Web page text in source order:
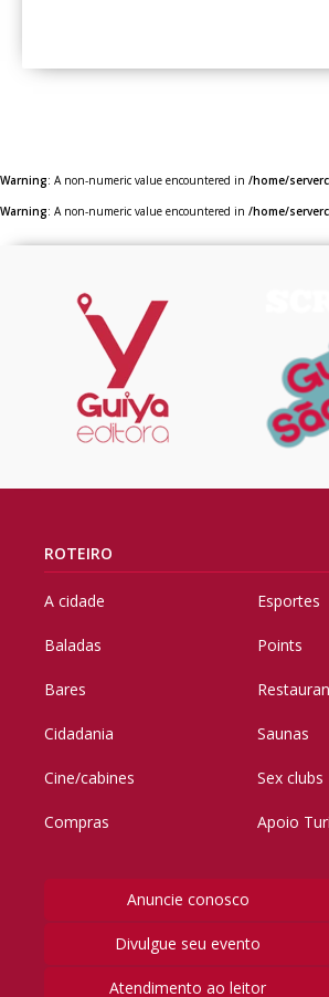
Warning: A non-numeric value encountered in /home/
Warning: A non-numeric value encountered in /home/
ROTEIRO
A cidade
Baladas
Bares
Cidadania
Cine/cabines
Compras
Esportes
Points
Saunas
Sex clubs
Apoio
Anuncie conosco
Divulgue seu evento
Atendimento ao leitor